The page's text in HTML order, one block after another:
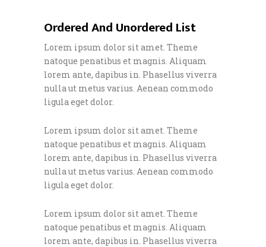
Ordered And Unordered List
Lorem ipsum dolor sit amet. Theme
natoque penatibus et magnis. Aliquam
lorem ante, dapibus in. Phasellus viverra
nulla ut metus varius. Aenean commodo
ligula eget dolor.
Lorem ipsum dolor sit amet. Theme
natoque penatibus et magnis. Aliquam
lorem ante, dapibus in. Phasellus viverra
nulla ut metus varius. Aenean commodo
ligula eget dolor.
Lorem ipsum dolor sit amet. Theme
natoque penatibus et magnis. Aliquam
lorem ante, dapibus in. Phasellus viverra